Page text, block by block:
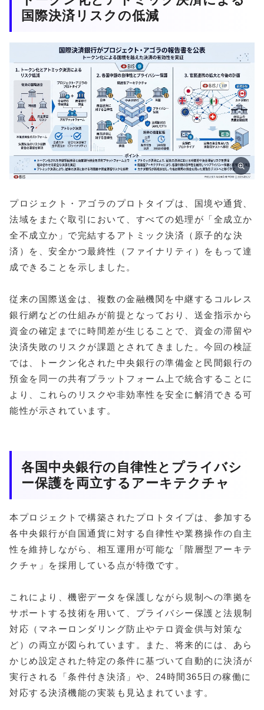
国際決済リスクの低減
プロジェクト・アゴラのプロトタイプは、国境や通貨、
法域をまたぐ取引において、すべての処理が「全成立か
全不成立か」で完結するアトミック決済（原子的な決
済）を、安全かつ最終性（ファイナリティ）をもって達
成できることを示しました。
従来の国際送金は、複数の金融機関を中継するコルレス
銀行網などの仕組みが前提となっており、送金指示から
資金の確定までに時間差が生じることで、資金の滞留や
決済失敗のリスクが課題とされてきました。今回の検証
では、トークン化された中央銀行の準備金と民間銀行の
預金を同一の共有プラットフォーム上で統合することに
より、これらのリスクや非効率性を安全に解消できる可
能性が示されています。
各国中央銀行の自律性とプライバシ
ー保護を両立するアーキテクチャ
本プロジェクトで構築されたプロトタイプは、参加する
各中央銀行が自国通貨に対する自律性や業務操作の自主
性を維持しながら、相互運用が可能な「階層型アーキテ
クチャ」を採用している点が特徴です。
これにより、機密データを保護しながら規制への準拠を
サポートする技術を用いて、プライバシー保護と法規制
対応（マネーロンダリング防止やテロ資金供与対策な
ど）の両立が図られています。また、将来的には、あら
かじめ設定された特定の条件に基づいて自動的に決済が
実行される「条件付き決済」や、24時間365日の稼働に
対応する決済機能の実装も見込まれています。